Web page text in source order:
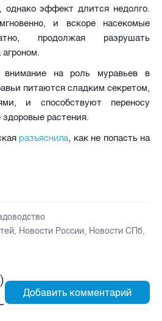
однако эффект длится недолго.
и вскоре насекомые
продолжая разрушать
внимание на роль муравьев в
питаются сладким секретом,
и способствуют переносу
здоровые растения.
разъяснила, как не попасть на
, Новости России, Новости СПб,
)